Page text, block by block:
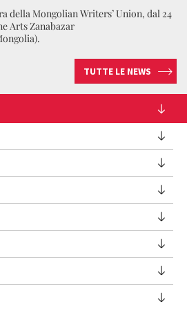
della Mongolian Writers’ Union, dal 24
Arts Zanabazar
TUTTE LE NEWS
squadra di Koyo Kouoh